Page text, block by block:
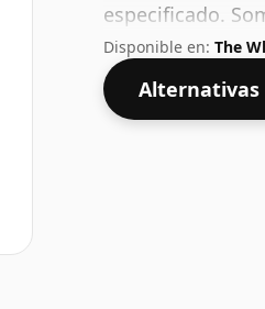
especificado.
concentración y
Disponible en: The
Alternativas